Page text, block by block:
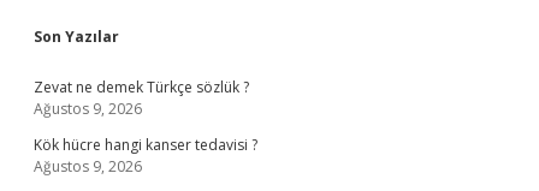
Sidebar
Son Yazılar
Zevat ne demek Türkçe sözlük ?
Ağustos 9, 2026
Kök hücre hangi kanser tedavisi ?
Ağustos 9, 2026